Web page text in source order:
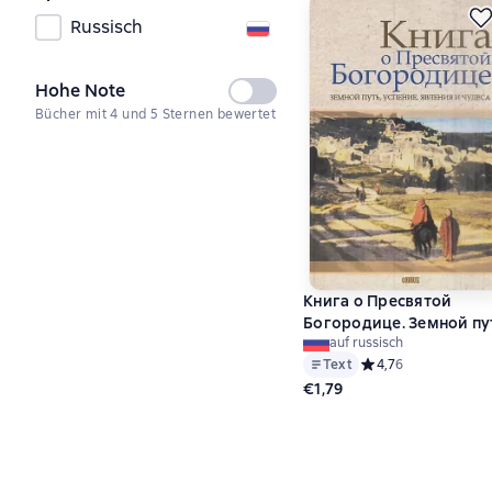
Russisch
Hohe Note
Nicht
ausgewählt
Bücher mit 4 und 5 Sternen bewertet
Книга о Пресвятой
Богородице. Земной
успение, явления и
auf russisch
Text Средний рейтинг
4,76
€1,79